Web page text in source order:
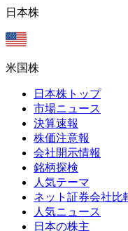
日本株
米国株
日本株トップ
市場ニュース
決算速報
株価注意報
会社開示情報
銘柄探検
人気テーマ
ネット証券会社比
人気ニュース
日本の株主